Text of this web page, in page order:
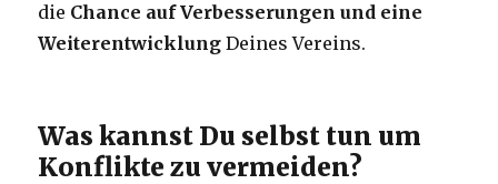
die Chance auf Verbesserungen und eine
Weiterentwicklung Deines Vereins.
Was kannst Du selbst tun um
Konflikte zu vermeiden?